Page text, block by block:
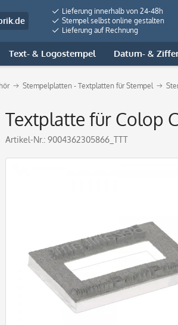
Lieferung innerhalb von 24-48h
Stempel selbst online gestalten
Lieferung auf Rechnung
Text- & Logostempel Datum- &
Stempelplatten - Textplatten für Stempel
Textplatte für Colop
Artikel-Nr.: 9004362305866_TTT